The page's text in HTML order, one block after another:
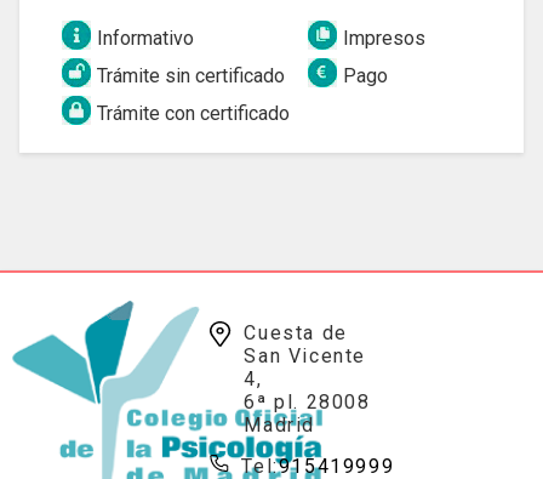
Informativo
Trámite sin certificado
Trámite con certificado
Impresos
Pago
Cuesta de
San Vicente
4,
6ª pl. 28008
Madrid
Tel:915419999